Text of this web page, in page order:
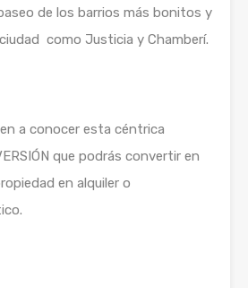
de los barrios más bonitos y
como Justicia y Chamberí.
a conocer esta céntrica
que podrás convertir en
en alquiler o